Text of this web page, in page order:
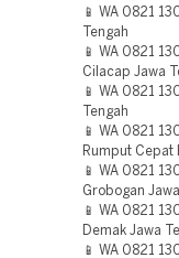
📱 WA 0821
Tengah
📱 WA 0821
Cilacap Jawa
📱 WA 0821
Tengah
📱 WA 0821
Rumput Cepat
📱 WA 0821
Grobogan
📱 WA 0821
Demak Jawa
📱 WA 0821